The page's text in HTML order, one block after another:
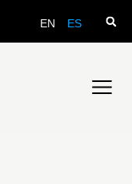
EN ES